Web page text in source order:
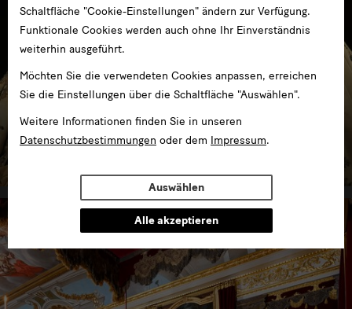
Kurfürstliche Garderobe
Schaltfläche "Cookie-Einstellungen" ändern zur Verfügung.
Funktionale Cookies werden auch ohne Ihr Einverständnis
weiterhin ausgeführt.
Möchten Sie die verwendeten Cookies anpassen, erreichen
Sie die Einstellungen über die Schaltfläche "Auswählen".
Weitere Informationen finden Sie in unseren
Datenschutzbestimmungen oder dem Impressum.
Auswählen
Alle akzeptieren